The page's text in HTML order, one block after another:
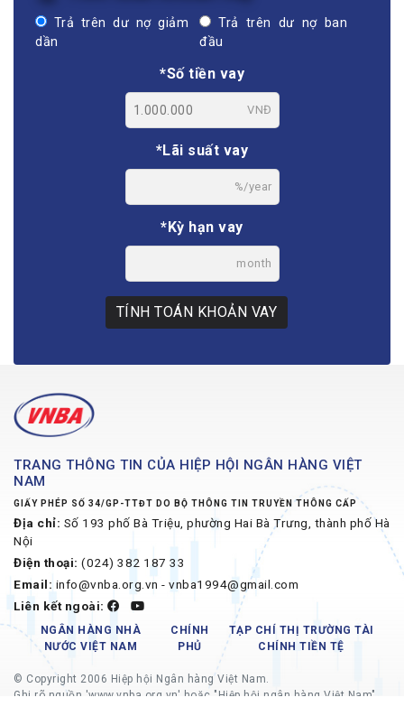
Trả trên dư nợ giảm
dần
Trả trên dư nợ ban
đầu
*Số tiền vay
VNĐ
*Lãi suất vay
%/year
*Kỳ hạn vay
month
TÍNH TOÁN KHOẢN VAY
TRANG THÔNG TIN CỦA HIỆP HỘI NGÂN HÀNG VIỆT
NAM
GIẤY PHÉP SỐ 34/GP-TTĐT DO BỘ THÔNG TIN TRUYỀN THÔNG CẤP
Địa chỉ: Số 193 phố Bà Triệu, phường Hai Bà Trưng, thành phố Hà
Nội
Điện thoại: (024) 382 187 33
Email: info@vnba.org.vn - vnba1994@gmail.com
Liên kết ngoài:
NGÂN HÀNG NHÀ
NƯỚC VIỆT NAM
CHÍNH
PHỦ
TẠP CHÍ THỊ TRƯỜNG TÀI
CHÍNH TIỀN TỆ
© Copyright 2006 Hiệp hội Ngân hàng Việt Nam.
Ghi rõ nguồn 'www.vnba.org.vn' hoặc "Hiệp hội ngân hàng Việt Nam"